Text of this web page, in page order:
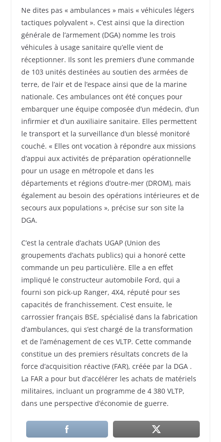
Ne dites pas « ambulances » mais « véhicules légers
tactiques polyvalent ». C’est ainsi que la direction
générale de l’armement (DGA) nomme les trois
véhicules à usage sanitaire qu’elle vient de
réceptionner. Ils sont les premiers d’une commande
de 103 unités destinées au soutien des armées de
terre, de l’air et de l’espace ainsi que de la marine
nationale. Ces ambulances ont été conçues pour
embarquer une équipe composée d’un médecin, d’un
infirmier et d’un auxiliaire sanitaire. Elles permettent
le transport et la surveillance d’un blessé monitoré
couché. « Elles ont vocation à répondre aux missions
d’appui aux activités de préparation opérationnelle
pour un usage en métropole et dans les
départements et régions d’outre-mer (DROM), mais
également au besoin des opérations intérieures et de
secours aux populations », précise sur son site la
DGA.
C’est la centrale d’achats UGAP (Union des
groupements d’achats publics) qui a honoré cette
commande un peu particulière. Elle a en effet
impliqué le constructeur automobile Ford, qui a
fourni son pick-up Ranger, 4X4, réputé pour ses
capacités de franchissement. C’est ensuite, le
carrossier français BSE, spécialisé dans la fabrication
d’ambulances, qui s’est chargé de la transformation
et de l’aménagement de ces VLTP. Cette commande
constitue un des premiers résultats concrets de la
force d’acquisition réactive (FAR), créée par la DGA .
La FAR a pour but d’accélérer les achats de matériels
militaires, incluant un programme de 4 380 VLTP,
dans une perspective d’économie de guerre.